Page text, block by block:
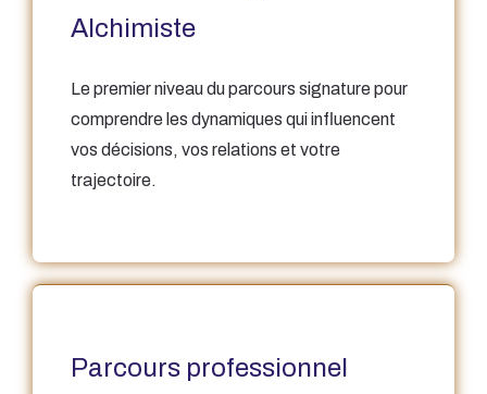
Alchimiste
Le premier niveau du parcours signature pour
comprendre les dynamiques qui influencent
vos décisions, vos relations et votre
trajectoire.
Parcours professionnel